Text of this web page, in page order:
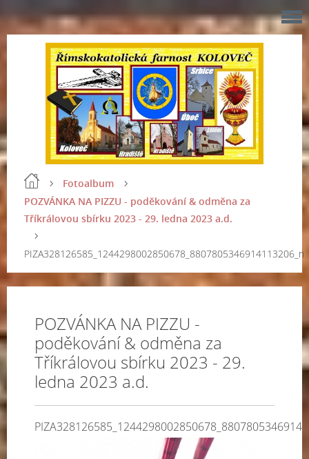
Fotoalbum
POZVÁNKA NA PIZZU - poděkování & odměna za
Tříkrálovou sbírku 2023 - 29. ledna 2023 a.d.
PIZA328126585_1244298002850678_8807805346914113206_n
POZVÁNKA NA PIZZU -
poděkování & odměna za
Tříkrálovou sbírku 2023 - 29.
ledna 2023 a.d.